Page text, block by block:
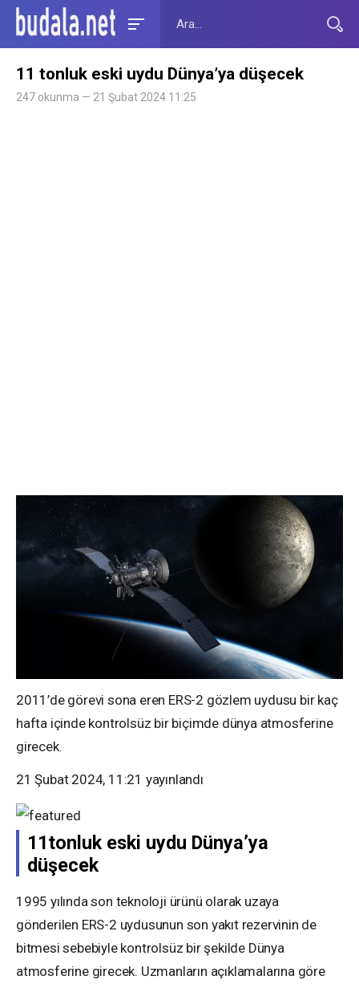
11 tonluk eski uydu Dünya’ya düşecek
247 okunma — 21 Şubat 2024 11:25
2011’de görevi sona eren ERS-2 gözlem uydusu bir kaç
hafta içinde kontrolsüz bir biçimde dünya atmosferine
girecek.
21 Şubat 2024, 11:21 yayınlandı
11tonluk eski uydu Dünya’ya
düşecek
1995 yılında son teknoloji ürünü olarak uzaya
gönderilen ERS-2 uydusunun son yakıt rezervinin de
bitmesi sebebiyle kontrolsüz bir şekilde Dünya
atmosferine girecek. Uzmanların açıklamalarına göre